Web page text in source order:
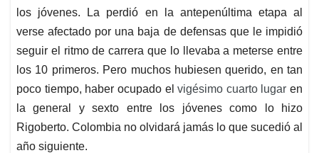
los jóvenes. La perdió en la antepenúltima etapa al
verse afectado por una baja de defensas que le impidió
seguir el ritmo de carrera que lo llevaba a meterse entre
los 10 primeros. Pero muchos hubiesen querido, en tan
poco tiempo, haber ocupado elvigésimo cuarto lugar en
la general y sexto entre los jóvenes como lo hizo
Rigoberto. Colombia no olvidará jamás lo que sucedió al
año siguiente.